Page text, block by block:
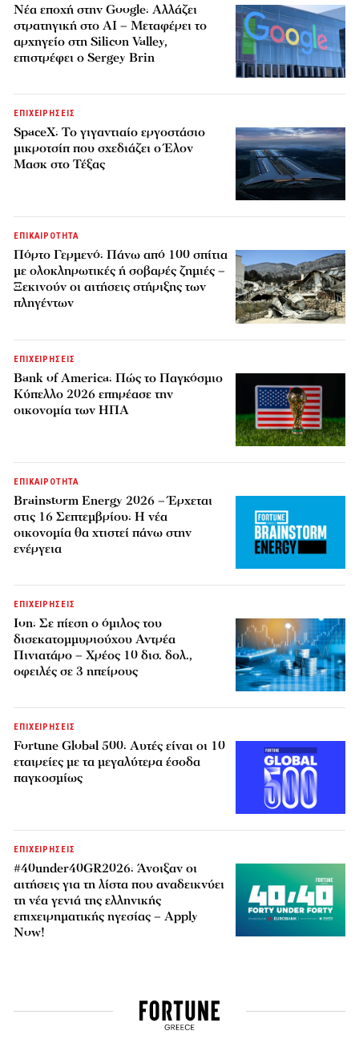
Νέα εποχή στην Google: Αλλάζει
στρατηγική στο AI – Μεταφέρει το
αρχηγείο στη Silicon Valley,
επιστρέφει ο Sergey Brin
ΕΠΙΧΕΙΡΗΣΕΙΣ
SpaceX: Το γιγαντιαίο εργοστάσιο
μικροτσίπ που σχεδιάζει ο Έλον
Μασκ στο Τέξας
ΕΠΙΚΑΙΡΟΤΗΤΑ
Πόρτο Γερμενό: Πάνω από 100 σπίτια
με ολοκληρωτικές ή σοβαρές ζημιές –
Ξεκινούν οι αιτήσεις στήριξης των
πληγέντων
ΕΠΙΧΕΙΡΗΣΕΙΣ
Bank of America: Πώς το Παγκόσμιο
Κύπελλο 2026 επηρέασε την
οικονομία των ΗΠΑ
ΕΠΙΚΑΙΡΟΤΗΤΑ
Brainstorm Energy 2026 – Έρχεται
στις 16 Σεπτεμβρίου: Η νέα
οικονομία θα χτιστεί πάνω στην
ενέργεια
ΕΠΙΧΕΙΡΗΣΕΙΣ
Ion: Σε πίεση ο όμιλος του
δισεκατομμυριούχου Αντρέα
Πινιατάρο – Χρέος 10 δισ. δολ.,
οφειλές σε 3 ηπείρους
ΕΠΙΧΕΙΡΗΣΕΙΣ
Fortune Global 500: Αυτές είναι οι 10
εταιρείες με τα μεγαλύτερα έσοδα
παγκοσμίως
ΕΠΙΧΕΙΡΗΣΕΙΣ
#40under40GR2026: Άνοιξαν οι
αιτήσεις για τη λίστα που αναδεικνύει
τη νέα γενιά της ελληνικής
επιχειρηματικής ηγεσίας – Apply
Now!